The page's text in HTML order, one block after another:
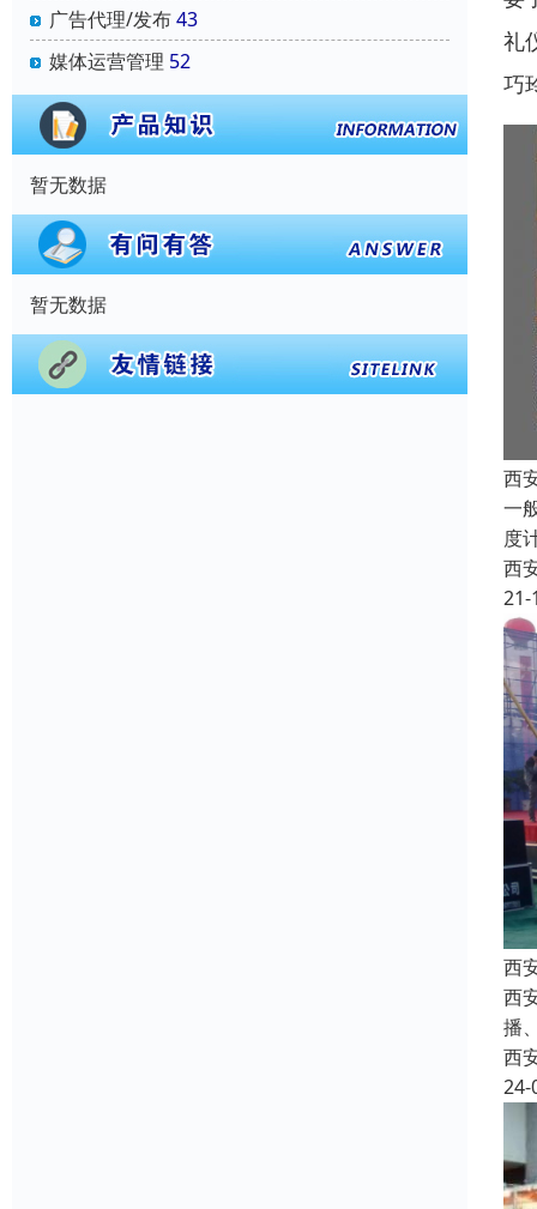
广告代理/发布43
媒体运营管理 52
暂无数据
暂无数据
礼
巧
西
一
度
西
21-
西
西
播
西
24-